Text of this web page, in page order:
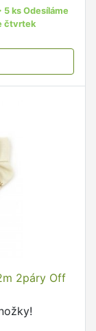
5 ks Odesíláme
čtvrtek
2páry Off